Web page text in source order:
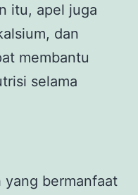
itu, apel juga
dan
membantu
selama
yang bermanfaat